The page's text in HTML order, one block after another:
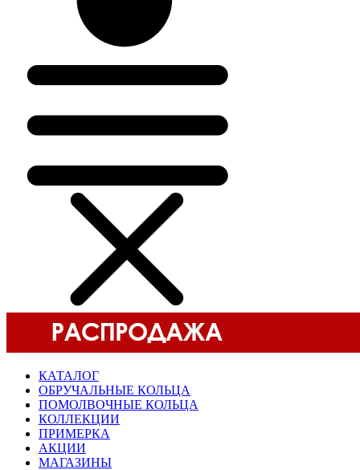
КАТАЛОГ
ОБРУЧАЛЬНЫЕ КОЛЬЦА
ПОМОЛВОЧНЫЕ КОЛЬЦА
КОЛЛЕКЦИИ
ПРИМЕРКА
АКЦИИ
МАГАЗИНЫ